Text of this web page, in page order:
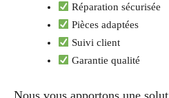
Réparation sécurisée
Pièces adaptées
Suivi client
Garantie qualité
Nous vous apportons une